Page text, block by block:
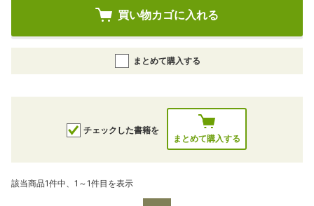
買い物カゴに入れる
まとめて購入する
チェックした書籍を
まとめて購入する
該当商品1件中、1～1件目を表示